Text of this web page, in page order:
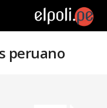
peruano